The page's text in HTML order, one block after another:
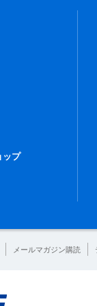
ップ
メールマガジン購読